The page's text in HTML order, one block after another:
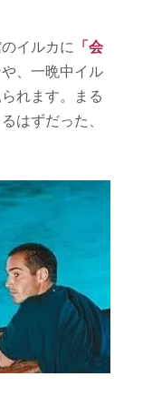
イルカに
「会
、一晩中イル
れます。まる
はずだった、